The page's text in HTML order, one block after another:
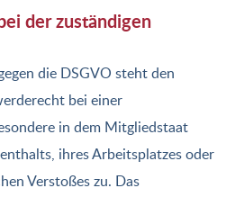
der zuständigen
die DSGVO steht den
bei einer
in dem Mitgliedstaat
ihres Arbeitsplatzes oder
Verstoßes zu. Das